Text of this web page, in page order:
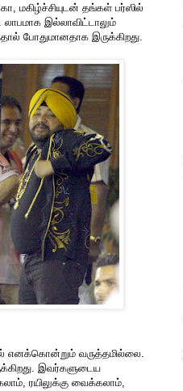
மகிழ்ச்சியுடன் தங்கள் பர்ஸில்
இல்லாவிட்டாலும்
போதுமானதாக இருக்கிறது.
எனக்கொன்றும் வருத்தமில்லை.
இவர்களுடைய
ரயிலுக்கு வைக்கலாம்,